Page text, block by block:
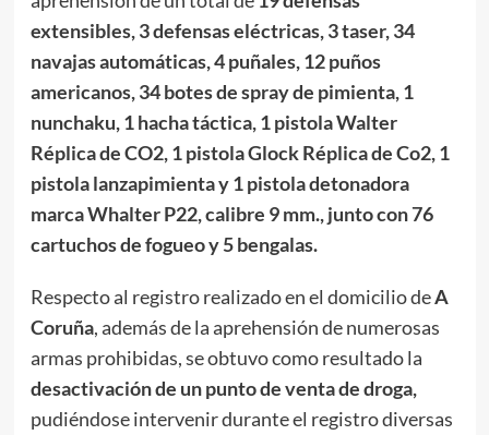
extensibles, 3 defensas eléctricas, 3 taser, 34
navajas automáticas, 4 puñales, 12 puños
americanos, 34 botes de spray de pimienta, 1
nunchaku, 1 hacha táctica, 1 pistola Walter
Réplica de CO2, 1 pistola Glock Réplica de Co2, 1
pistola lanzapimienta y 1 pistola detonadora
marca Whalter P22, calibre 9 mm., junto con 76
cartuchos de fogueo y 5 bengalas.
Respecto al registro realizado en el domicilio deA
Coruña, además de la aprehensión de numerosas
armas prohibidas, se obtuvo como resultado la
desactivación de un punto de venta de droga,
pudiéndose intervenir durante el registro diversas